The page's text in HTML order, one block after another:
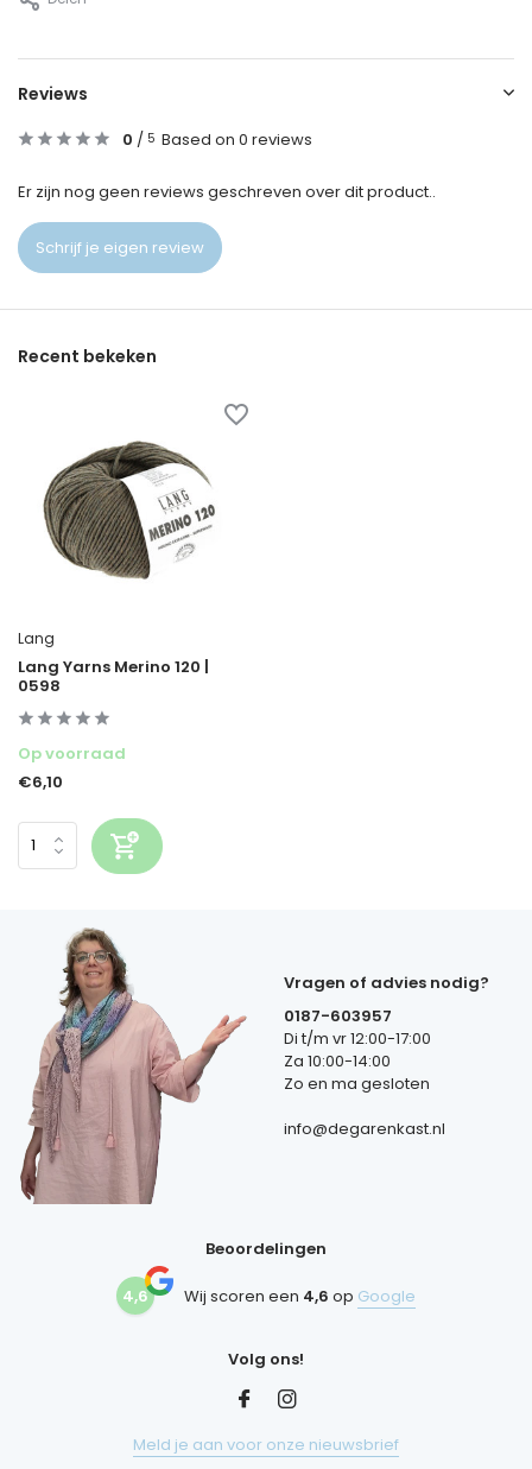
Reviews
0 / 5 Based on 0 reviews
Er zijn nog geen reviews geschreven over dit product..
Schrijf je eigen review
Recent bekeken
Lang
Lang Yarns Merino 120 |
0598
Op voorraad
€6,10
Vragen of advies nodig?
0187-603957
Di t/m vr 12:00-17:00
Za 10:00-14:00
Zo en ma gesloten
info@degarenkast.nl
Beoordelingen
4,6 Wij scoren een 4,6 op Google
Volg ons!
Meld je aan voor onze nieuwsbrief